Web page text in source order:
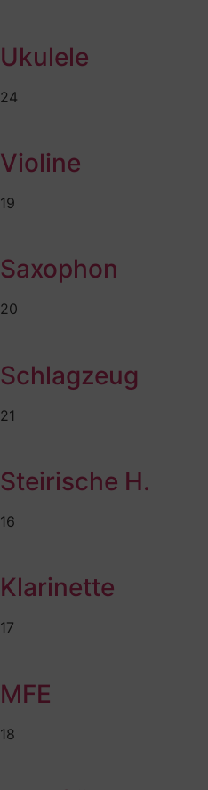
Ukulele
24
Violine
19
Saxophon
20
Schlagzeug
21
Steirische H.
16
Klarinette
17
MFE
18